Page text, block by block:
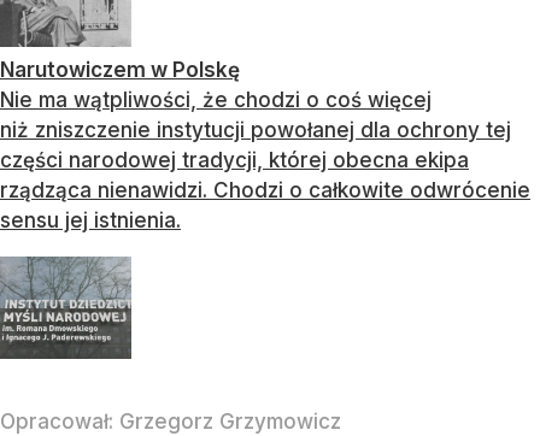
Narutowiczem w Polskę
Nie ma wątpliwości, że chodzi o coś więcej
niż zniszczenie instytucji powołanej dla ochrony tej
części narodowej tradycji, której obecna ekipa
rządząca nienawidzi. Chodzi o całkowite odwrócenie
sensu jej istnienia.
Opracował: Grzegorz Grzymowicz